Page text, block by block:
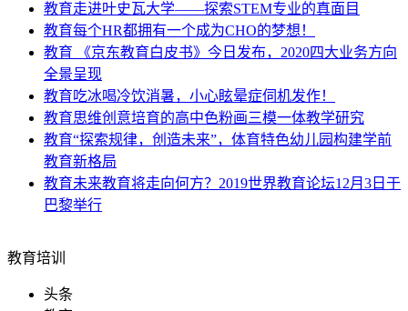
教育走进叶史瓦大学——探索STEM专业的真面目
教育每个HR都拥有一个成为CHO的梦想！
教育
《京东教育白皮书》今日发布，2020四大业务方向
全景呈现
教育吃冰喝冷饮消暑，小心眩晕症伺机发作！
教育思维创意培育的高中色粉画三模一体教学研究
教育“探索规律，创造未来”，体育特色幼儿园构建学前
教育新格局
教育未来教育将走向何方？2019世界教育论坛12月3日于
巴黎举行
教育培训
头条